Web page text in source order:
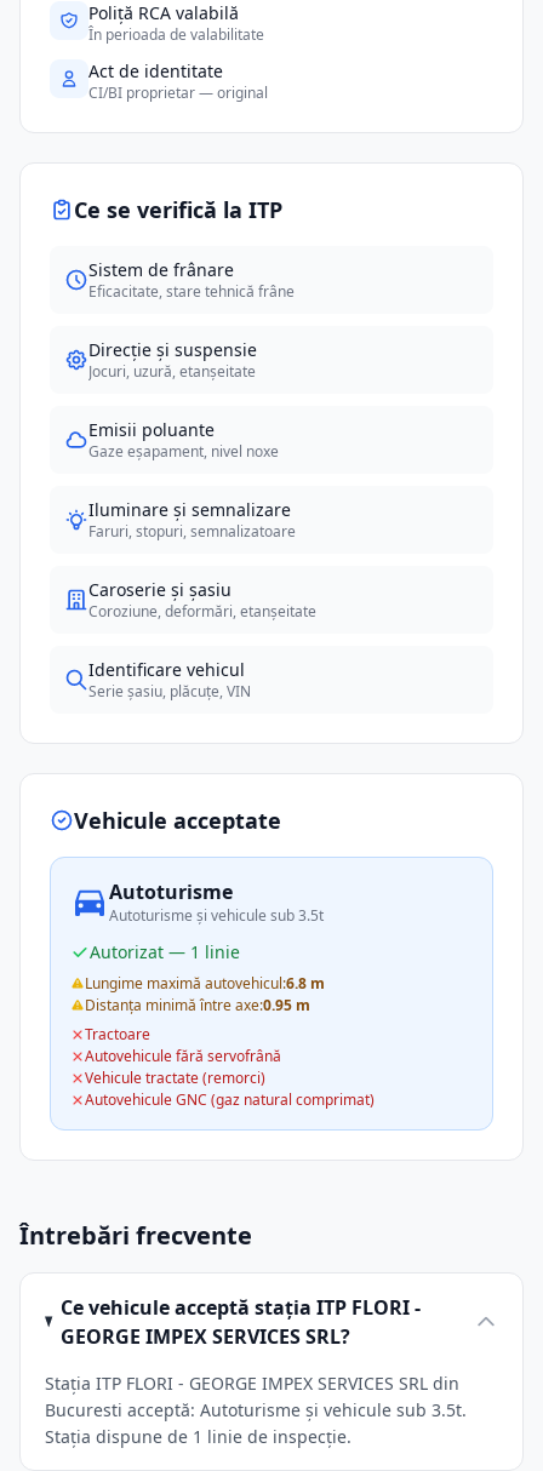
Poliță RCA valabilă
În perioada de valabilitate
Act de identitate
CI/BI proprietar — original
Ce se verifică la ITP
Sistem de frânare
Eficacitate, stare tehnică frâne
Direcție și suspensie
Jocuri, uzură, etanșeitate
Emisii poluante
Gaze eșapament, nivel noxe
Iluminare și semnalizare
Faruri, stopuri, semnalizatoare
Caroserie și șasiu
Coroziune, deformări, etanșeitate
Identificare vehicul
Serie șasiu, plăcuțe, VIN
Vehicule acceptate
Autoturisme
Autoturisme și vehicule sub 3.5t
Autorizat — 1 linie
Lungime maximă autovehicul:6.8 m
Distanța minimă între axe:0.95 m
Tractoare
Autovehicule fără servofrână
Vehicule tractate (remorci)
Autovehicule GNC (gaz natural comprimat)
Întrebări frecvente
Ce vehicule acceptă stația ITP FLORI -
GEORGE IMPEX SERVICES SRL?
Stația ITP FLORI - GEORGE IMPEX SERVICES SRL din
Bucuresti acceptă: Autoturisme și vehicule sub 3.5t.
Stația dispune de 1 linie de inspecție.